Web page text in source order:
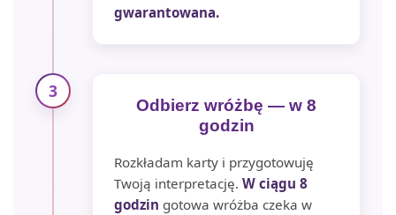
gwarantowana.
3
Odbierz wróżbę — w 8
godzin
Rozkładam karty i przygotowuję
Twoją interpretację. W ciągu 8
godzin gotowa wróżba czeka w